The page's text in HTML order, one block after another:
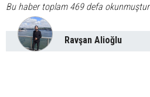
Bu haber toplam 469 defa okunmuştur
Ravşan Alioğlu